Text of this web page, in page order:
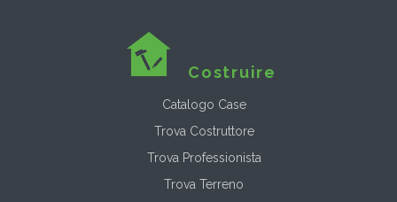
Costruire
Catalogo Case
Trova Costruttore
Trova Professionista
Trova Terreno